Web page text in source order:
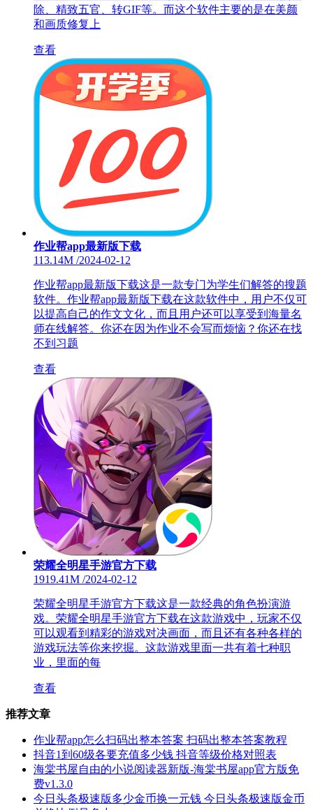
除、精致五官、转GIF等。而这个软件主要的是在美颜
和画质修复上
查看
作业帮app最新版下载
113.14M /2024-02-12
作业帮app最新版下载这是一款专门为学生们解答的搜题
软件。作业帮app最新版下载在这款软件中，用户不仅可
以提高自己的作文文化，而且用户还可以享受到海量名
师在线解答。你还在因为作业不会写而烦恼？你还在找
不到习题
查看
荣耀全明星手游官方下载
1919.41M /2024-02-12
荣耀全明星手游官方下载这是一款经典的角色扮演游
戏。荣耀全明星手游官方下载在这款游戏中，玩家不仅
可以观看到精彩的游戏对决画面，而且还有各种各样的
游戏玩法等你来挖掘。这款游戏里面一共有着七种职
业，里面的每
查看
推荐文章
作业帮app怎么扫码出整本答案 扫码出整本答案教程
抖音1到60级各要充值多少钱 抖音等级价格对照表
海棠书屋自由的小说阅读器新版-海棠书屋app官方版免
费v1.3.0
今日头条极速版多少金币换一元钱 今日头条极速版金币